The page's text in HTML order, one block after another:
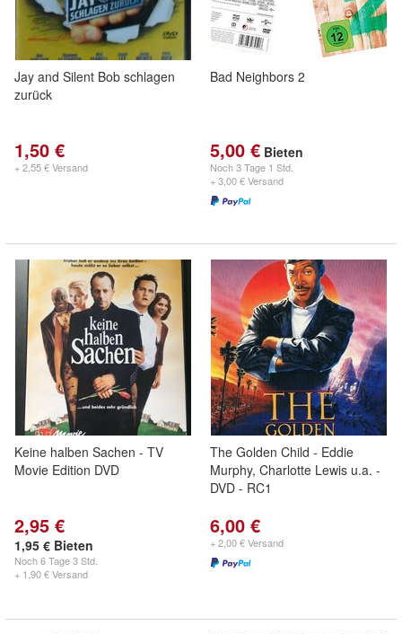
Jay and Silent Bob schlagen
zurück
1,50 €
+ 2,55 € Versand
Bad Neighbors 2
5,00 € Bieten
Noch3 Tage 1 Std.
+ 3,00 € Versand
Keine halben Sachen - TV
Movie Edition DVD
2,95 €
1,95 € Bieten
Noch6 Tage 3 Std.
+ 1,90 € Versand
The Golden Child - Eddie
Murphy, Charlotte Lewis u.a. -
DVD - RC1
6,00 €
+ 2,00 € Versand